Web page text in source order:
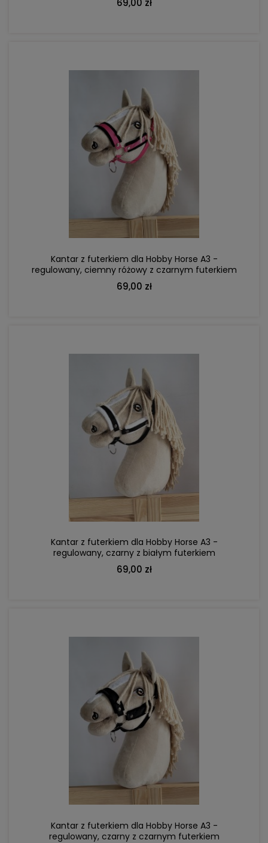
69,00 zł
Kantar z futerkiem dla Hobby Horse A3 -
regulowany, ciemny różowy z czarnym futerkiem
69,00 zł
DO KOSZYKA
Kantar z futerkiem dla Hobby Horse A3 -
regulowany, czarny z białym futerkiem
69,00 zł
DO KOSZYKA
Kantar z futerkiem dla Hobby Horse A3 -
regulowany, czarny z czarnym futerkiem
DO KOSZYKA